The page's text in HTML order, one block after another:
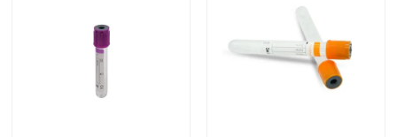
医学のゴム製 ストッパー